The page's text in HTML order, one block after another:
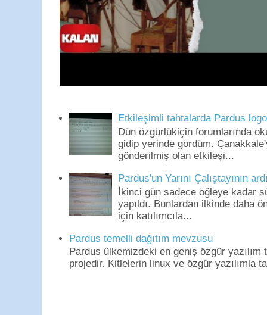
Etkileşimli tahtalarda Pardus
Dün özgürlükiçin forumlarında
gidip yerinde gördüm.
gönderilmiş olan etkileşi...
Pardus'un Yarını Çalıştayının
İkinci gün sadece öğleye kadar
yapıldı. Bunlardan ilkinde daha
için katılımcıla...
Pardus temelli dağıtım mevzusu
Pardus ülkemizdeki en geniş özgür
projedir. Kitlelerin linux ve özgür yazılımla